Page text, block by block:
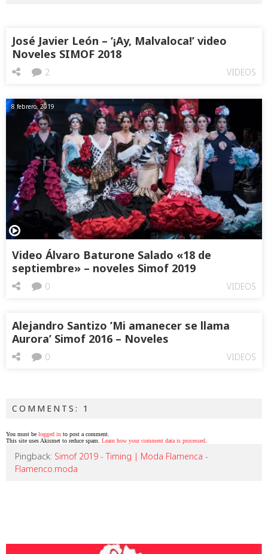
José Javier León – ‘¡Ay, Malvaloca!’ video
Noveles SIMOF 2018
VIDEOS
2
8 febrero, 2019
Video Álvaro Baturone Salado «18 de
septiembre» – noveles Simof 2019
VIDEOS
0
Alejandro Santizo ’Mi amanecer se llama
Aurora’ Simof 2016 – Noveles
VIDEOS
0
COMMENTS: 1
You must be logged in to post a comment.
This site uses Akismet to reduce spam. Learn how your comment data is processed
Pingback: Simof 2019 - Timing | Moda Flamenca -
Flamenco.moda